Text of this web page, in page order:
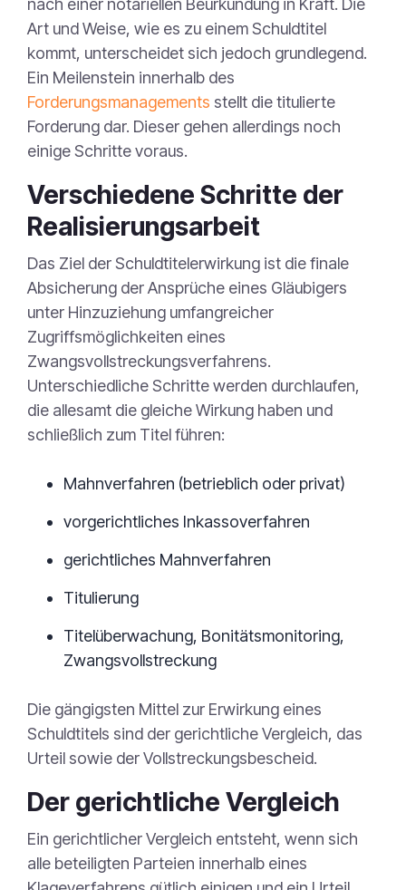
nach einer notariellen Beurkundung in Kraft. Die
Art und Weise, wie es zu einem Schuldtitel
kommt, unterscheidet sich jedoch grundlegend.
Ein Meilenstein innerhalb des
Forderungsmanagements stellt die titulierte
Forderung dar. Dieser gehen allerdings noch
einige Schritte voraus.
Verschiedene Schritte der
Realisierungsarbeit
Das Ziel der Schuldtitelerwirkung ist die finale
Absicherung der Ansprüche eines Gläubigers
unter Hinzuziehung umfangreicher
Zugriffsmöglichkeiten eines
Zwangsvollstreckungsverfahrens.
Unterschiedliche Schritte werden durchlaufen,
die allesamt die gleiche Wirkung haben und
schließlich zum Titel führen:
Mahnverfahren (betrieblich oder privat)
vorgerichtliches Inkassoverfahren
gerichtliches Mahnverfahren
Titulierung
Titelüberwachung, Bonitätsmonitoring,
Zwangsvollstreckung
Die gängigsten Mittel zur Erwirkung eines
Schuldtitels sind der gerichtliche Vergleich, das
Urteil sowie der Vollstreckungsbescheid.
Der gerichtliche Vergleich
Ein gerichtlicher Vergleich entsteht, wenn sich
alle beteiligten Parteien innerhalb eines